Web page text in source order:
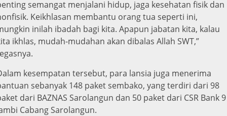
semangat menjalani hidup, jaga kesehatan fisik dan
Keikhlasan membantu orang tua seperti ini,
inilah ibadah bagi kita. Apapun jabatan kita, kalau
ikhlas, mudah-mudahan akan dibalas Allah SWT,”
kesempatan tersebut, para lansia juga menerima
sebanyak 148 paket sembako, yang terdiri dari 98
dari BAZNAS Sarolangun dan 50 paket dari CSR Bank 9
Cabang Sarolangun.